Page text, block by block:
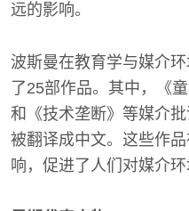
远的影响。
波斯曼在教育学与媒介
了25部作品。其中，《
和《技术垄断》等媒介
被翻译成中文。这些作
响，促进了人们对媒介环